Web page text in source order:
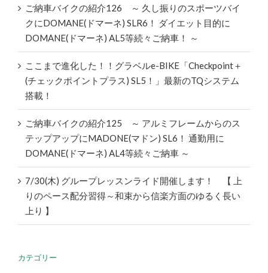
ご納車バイクの紹介126 ～ 久し振りのスポーツバイ
クにDOMANE(ドマーネ) SLR6！ ダイエット目的に
DOMANE(ドマーネ) AL5等続々ご納車！ ～
ここまで進化した！！グラベルe-BIKE「Checkpoint＋
(チェックポイントプラス) SL5！」最新のTQシステム
搭載！
ご納車バイクの紹介125 ～ アルミフレームからのス
テップアップにMADONE(マドン) SL6！ 通勤用に
DOMANE(ドマーネ) AL4等続々ご納車 ～
7/30(木) グループレッスンライド開催します！ 【 上
りのペース配分習得～和束から信楽方面のゆるく長い
上り 】
カテゴリー